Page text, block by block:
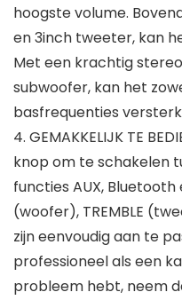
hoogste volume.
en 3inch tweeter, kan
Met een krachtig
subwoofer, kan het
basfrequenties
4. GEMAKKELIJK TE
knop om te schakelen
functies AUX, Bluetooth
(woofer), TREMBLE
zijn eenvoudig aan te
professioneel als een
probleem hebt, neem